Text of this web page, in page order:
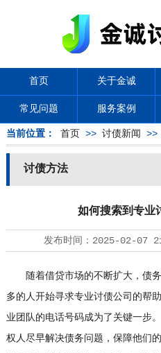
首页 关于金诚
常见问题 服务案例
当前位置： 首页 >> 讨债新闻 >>
讨债方法
如何搜索到专业
发布时间： 2025-02-07
随着借贷市场的不断扩大，债务
多的人开始寻求专业讨债公司 的帮
业团队的电话号码成为了关键一步
权人尽早解决债务问题，保障他们